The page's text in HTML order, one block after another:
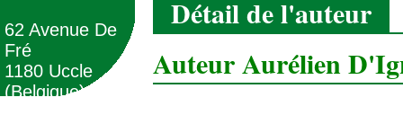
Détail de l'auteur
Auteur Aurélien
62 Avenue De
Fré
1180 Uccle
(Belgique)